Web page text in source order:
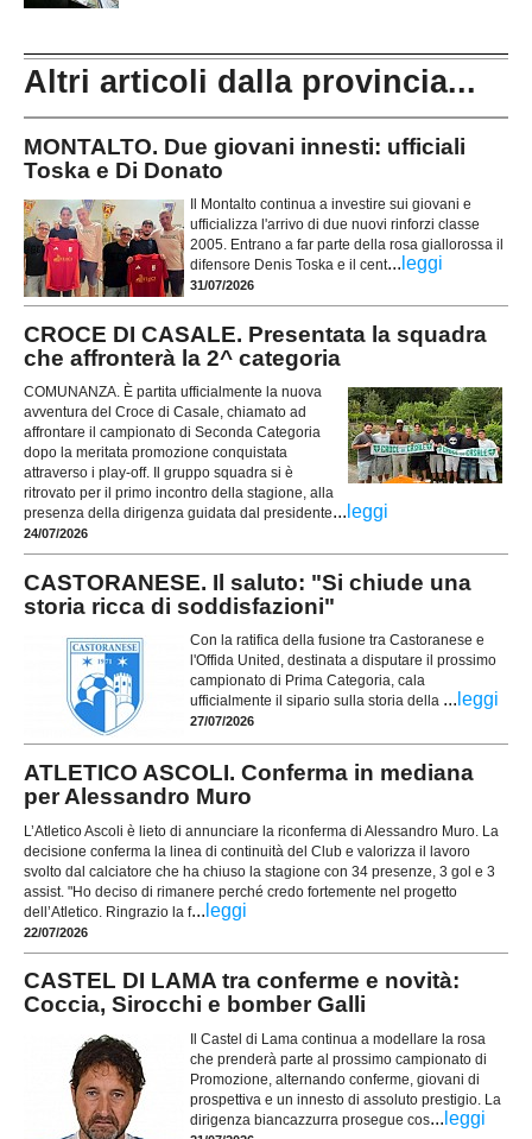
Altri articoli dalla provincia...
MONTALTO. Due giovani innesti: ufficiali
Toska e Di Donato
Il Montalto continua a investire sui giovani e
ufficializza l'arrivo di due nuovi rinforzi classe
2005. Entrano a far parte della rosa giallorossa il
difensore Denis Toska e il cent... leggi
31/07/2026
CROCE DI CASALE. Presentata la squadra
che affronterà la 2^ categoria
COMUNANZA. È partita ufficialmente la nuova
avventura del Croce di Casale, chiamato ad
affrontare il campionato di Seconda Categoria
dopo la meritata promozione conquistata
attraverso i play-off. Il gruppo squadra si è
ritrovato per il primo incontro della stagione, alla
presenza della dirigenza guidata dal presidente... leggi
24/07/2026
CASTORANESE. Il saluto: "Si chiude una
storia ricca di soddisfazioni"
Con la ratifica della fusione tra Castoranese e
l'Offida United, destinata a disputare il prossimo
campionato di Prima Categoria, cala
ufficialmente il sipario sulla storia della ... leggi
27/07/2026
ATLETICO ASCOLI. Conferma in mediana
per Alessandro Muro
L’Atletico Ascoli è lieto di annunciare la riconferma di Alessandro Muro. La
decisione conferma la linea di continuità del Club e valorizza il lavoro
svolto dal calciatore che ha chiuso la stagione con 34 presenze, 3 gol e 3
assist. "Ho deciso di rimanere perché credo fortemente nel progetto
dell’Atletico. Ringrazio la f... leggi
22/07/2026
CASTEL DI LAMA tra conferme e novità:
Coccia, Sirocchi e bomber Galli
Il Castel di Lama continua a modellare la rosa
che prenderà parte al prossimo campionato di
Promozione, alternando conferme, giovani di
prospettiva e un innesto di assoluto prestigio. La
dirigenza biancazzurra prosegue cos... leggi